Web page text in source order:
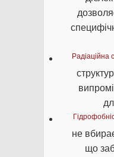
Радіаційна
не
що